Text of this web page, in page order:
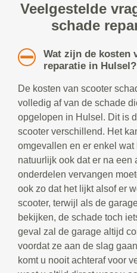
Veelgestelde
schade
Wat zijn de kosten
reparatie in Hulsel?
De kosten van scooter
volledig af van de schade
opgelopen in Hulsel. Dit is
scooter verschillend. Het
omgevallen en er enkel
natuurlijk ook dat er na
onderdelen vervangen
ook zo dat het lijkt alsof er
scooter, terwijl als de
bekijken, de schade toch
geval zal de garage altijd
voordat ze aan de slag
komt u nooit achteraf voor